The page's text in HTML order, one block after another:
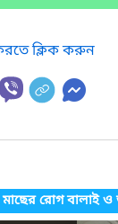
ক্লিক করুন
মাছের রোগ বালাই ও